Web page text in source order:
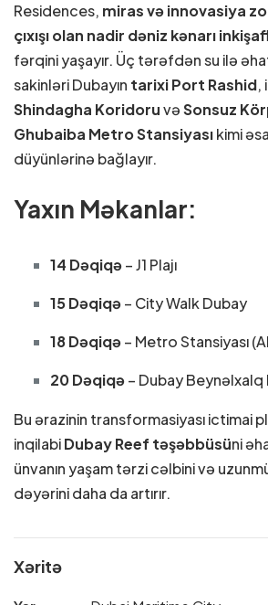
Residences, miras və innovasiya
çıxışı olan nadir dəniz kənarı
fərqini yaşayır. Üç tərəfdən su ilə
sakinləri Dubayın tarixi Port Rashid,
Shindagha KoridoruvəSonsuz
Ghubaiba Metro Stansiyasıkimi
düyünlərinə bağlayır.
Yaxın Məkanlar:
14 Dəqiqə– J1 Plajı
15 Dəqiqə– City Walk Dubay
18 Dəqiqə– Metro Stansiyası
20 Dəqiqə– Dubay Beynəlxalq
Bu ərazinin transformasiyası ictimai
inqilabiDubay Reef təşəbbüsüni
ünvanın yaşam tərzi cəlbini və
dəyərini daha da artırır.
Xəritə